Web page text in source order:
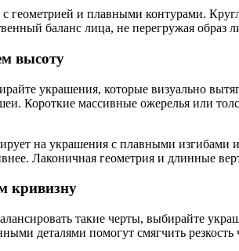
с геометрией и плавными контурами.
баланс лица, не перегружая образ
высоту
украшения, которые визуально
Короткие массивные ожерелья или
на украшения с плавными изгибами
Лаконичная геометрия и длинные
кривизну
такие черты, выбирайте
деталями помогут смягчить резкость